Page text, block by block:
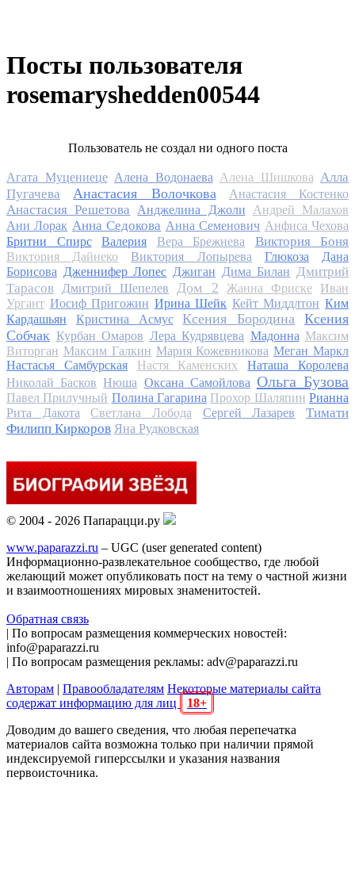
Посты пользователя
rosemaryshedden00544
Пользователь не создал ни одного поста
Агата Муцениеце Алена Водонаева Алена Шишкова Алла
Пугачева
Анастасия Волочкова Анастасия Костенко
Анастасия Решетова Анджелина Джоли
Андрей Малахов
Ани Лорак Анна Седокова Анна Семенович Анфиса Чехова
Бритни Спирс
Валерия Вера Брежнева Виктория Боня
Виктория Дайнеко Виктория Лопырева Глюкоза
Дана
Борисова Дженнифер Лопес Джиган Дима Билан Дмитрий
Тарасов
Дмитрий Шепелев Дом 2 Жанна Фриске
Иван
Ургант Иосиф Пригожин Ирина Шейк Кейт Миддлтон Ким
Кардашьян
Кристина Асмус Ксения Бородина
Ксения
Собчак Курбан Омаров Лера Кудрявцева Мадонна Максим
Виторган Максим Галкин Мария Кожевникова Меган Маркл
Настасья Самбурская
Настя Каменских
Наташа Королева
Николай Басков Нюша Оксана Самойлова Ольга Бузова
Павел Прилучный Полина Гагарина Прохор Шаляпин Рианна
Рита Дакота
Светлана Лобода Сергей Лазарев
Тимати
Филипп Киркоров Яна Рудковская
© 2004 - 2026 Папарацци.ру
www.paparazzi.ru – UGC (user generated content)
Информационно-развлекательное сообщество, где любой
желающий может опубликовать пост на тему о частной жизни
и взаимоотношениях мировых знаменитостей.
Обратная связь
| По вопросам размещения коммерческих новостей:
info@paparazzi.ru
| По вопросам размещения рекламы: adv@paparazzi.ru
Авторам | Правообладателям Некоторые материалы сайта
содержат информацию для лиц
18+
Доводим до вашего сведения, что любая перепечатка
материалов сайта возможна только при наличии прямой
индексируемой гиперссылки и указания названия
первоисточника.